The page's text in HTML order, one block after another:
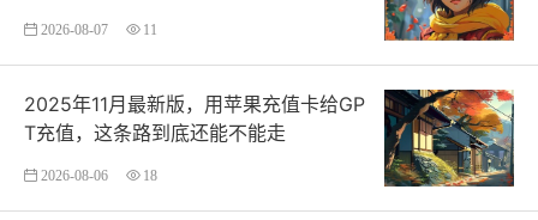
2026-08-07 11
2025年11月最新版，用苹果充值卡给GP
T充值，这条路到底还能不能走
2026-08-06 18